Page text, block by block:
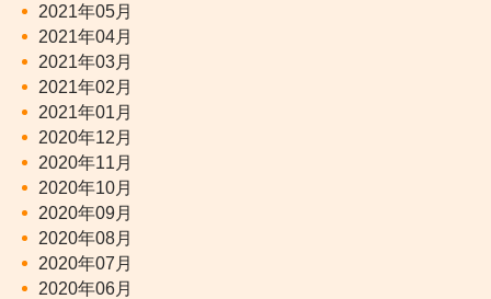
2021年05月
2021年04月
2021年03月
2021年02月
2021年01月
2020年12月
2020年11月
2020年10月
2020年09月
2020年08月
2020年07月
2020年06月